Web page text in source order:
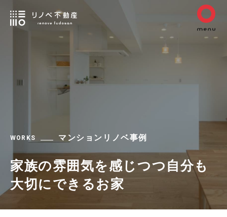
WORKS マンションリノベ事例
家族の雰囲気を感じつつ自分も
大切にできるお家